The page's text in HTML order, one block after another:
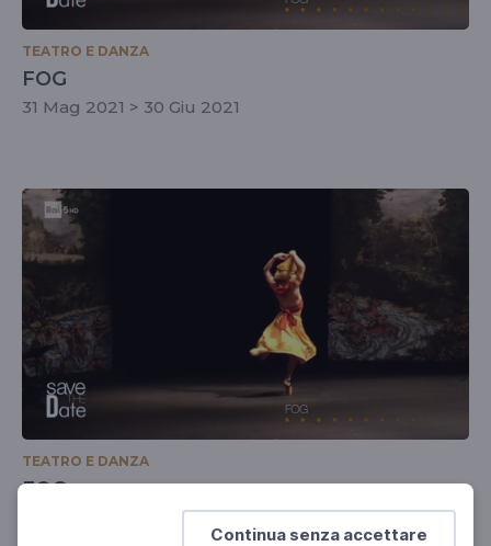
Continua senza accettare
TEATRO E DANZA
FOG
31 Mag 2021 > 30 Giu 2021
TEATRO E DANZA
FOG
Triennale Milano Performing Arts